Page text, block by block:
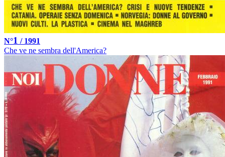
N°1 / 1991
Che ve ne sembra dell'America?